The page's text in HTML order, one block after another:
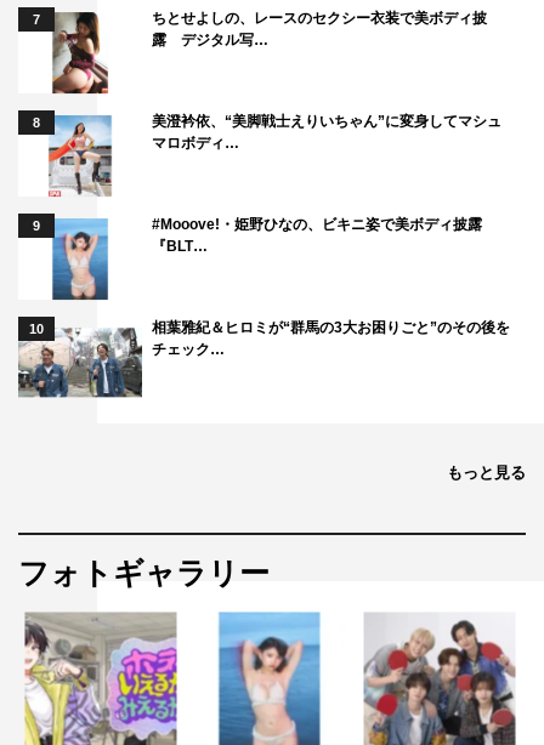
います（笑）。この番組でのびのびとあざとさを全開にす
る私を見てどう思うのだろうと、なんだか恥ずかしい気持
ちになりました。幸いにも、有吉さんが「《あざとさ》を
肯定し、楽しむ」という番組の趣旨を理解して収録に臨ん
でくださったので、大きな爆弾は投下されませんでした
が、会話のキャッチボールの球が手榴弾!?…と戦々恐々と
する場面は多々ありました。収録を終え、「（あざとさ
の）本領を発揮できたのだろうか？もうちょっと行けたん
じゃないかなぁ…」と、多少の悔いが残る結果に。でも、
有吉さんには“あざとい女子”の再現VTRを楽しんでいただ
けたはずなので、ひとまずは良かったなと。実際どんな表
情でご覧になっていたかはオンエアをチェックするまで分
半年後くらいにソノ穴の開いた服で番組にお迎えしたいで
レギュラー収録後にあらためて感じたのは、この番組の可
能性。どんな方がいらしても“あざとい”というひとつのテ
ーマでゲストの、はたまた我々レギュラー陣の意外な一面
が明らかになりそうです。個人的には、脳科学者の中野信
子さんにぜひ、あざといを脳科学の視点で解析していただ
きたい！《あざとさ》が本当の意味で市民権を獲得するた
7
ちとせよしの、レースのセクシー衣装で美ボディ披
露 デジタル写…
8
美澄衿依、“美脚戦士えりいちゃん”に変身してマシュ
マロボディ…
9
#Mooove!・姫野ひなの、ビキニ姿で美ボディ披露
『BLT…
10
相葉雅紀＆ヒロミが“群馬の3大お困りごと”のその後を
チェック…
もっと見る
フォトギャラリー